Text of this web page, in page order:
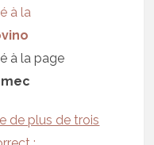
à la
à la page
de plus de trois